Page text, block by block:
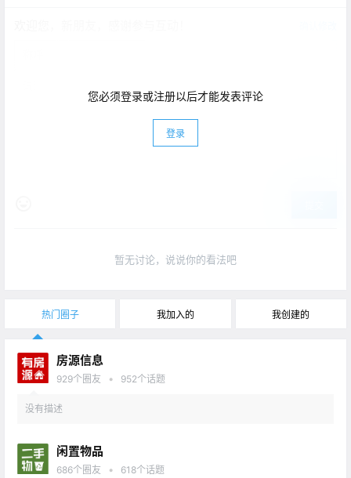
您必须登录或注册以后才能发表评论
登录
暂无讨论，说说你的看法吧
热门圈子 我加入的 我创建的
房源信息
929个圈友 • 952个话题
没有描述
闲置物品
686个圈友 • 618个话题